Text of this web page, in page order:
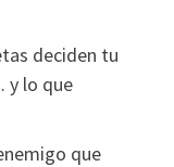
deciden tu
y lo que
que